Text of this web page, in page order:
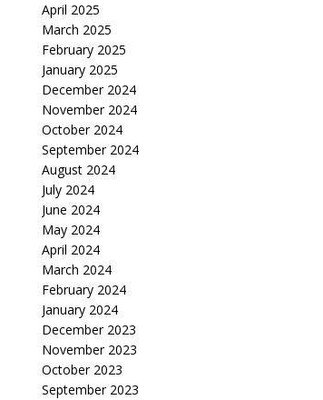
April 2025
March 2025
February 2025
January 2025
December 2024
November 2024
October 2024
September 2024
August 2024
July 2024
June 2024
May 2024
April 2024
March 2024
February 2024
January 2024
December 2023
November 2023
October 2023
September 2023